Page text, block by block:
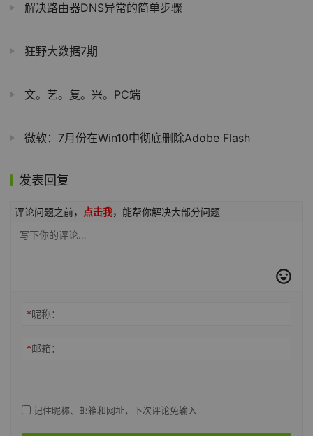
解决路由器DNS异常的简单步骤
狂野大数据7期
文。艺。复。兴。PC端
微软：7月份在Win10中彻底删除Adobe Flash
发表回复
评论问题之前， 点击我，能帮你解决大部分问题
*昵称：
*邮箱：
记住昵称、邮箱和网址，下次评论免输入